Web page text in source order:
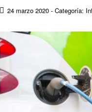
24 marzo 2020 - Categoría: